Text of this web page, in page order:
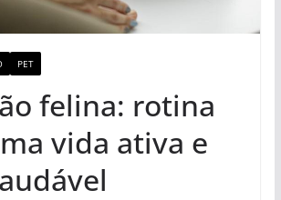
PET
felina: rotina
vida ativa e